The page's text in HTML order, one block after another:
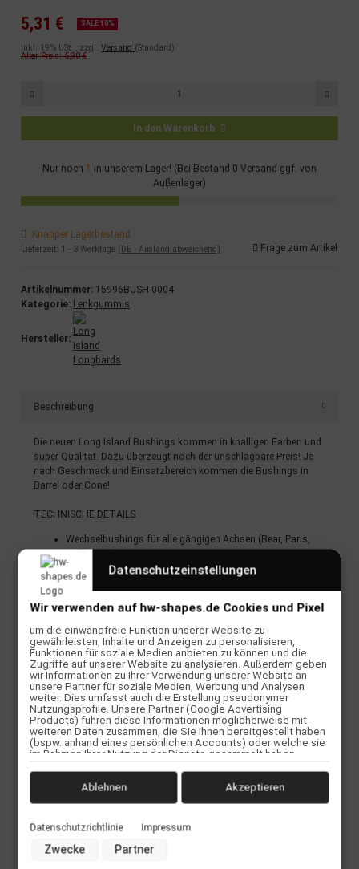
5,31 € SALE 10%
inkl. 19% USt. , zzgl. Versand (Standard)
Alter Preis: 5,90 €
In den Warenkorb
Nur noch 1 in unserem Lager! (Bei Bestand 0 Versand ggf. von
Außenlager)
Knapper Lagerbestand
Lieferzeit: 1 - 3 Werktage (DE - Ausland abweichend) Frage zum Artikel
Artikelnummer: 15996BUSH-0004
Kategorie: Lenkgummis
Hersteller:
Beschreibung
Die neuen Long Island Bushings kommen in knalligen Farben und
super Qualität. Dazu überzeugt noch der unschlagbare Preis! Je
nach Geschmack und Einsatzbereich kommen die Bushings in
Barrel oder Cone!
TECHNISCHE DETAILS
Wechselbushings für alle gängigen Achsen (Bear, Paris,
Verschiedene Härtegrade von 78A bis 95A
Super Qualität
Bewertungen
Herstellerinformationen
Kunden kauften dazu folgende Artikel:
Datenschutzeinstellungen
Wir verwenden auf hw-shapes.de Cookies und Pixel
um die einwandfreie Funktion unserer Website zu
gewährleisten, Inhalte und Anzeigen zu personalisieren,
Funktionen für soziale Medien anbieten zu können und die
Zugriffe auf unserer Website zu analysieren. Außerdem geben
wir Informationen zu Ihrer Verwendung unserer Website an
unsere Partner für soziale Medien, Werbung und Analysen
weiter. Dies umfasst auch die Erstellung pseudonymer
Nutzungsprofile. Unsere Partner (Google Advertising
Products) führen diese Informationen möglicherweise mit
weiteren Daten zusammen, die Sie ihnen bereitgestellt haben
(bspw. anhand eines persönlichen Accounts) oder welche sie
im Rahmen Ihrer Nutzung der Dienste gesammelt haben
Nutzung von Cookies und Pixeln können Sie jederzeit
widerrufen, indem Sie auf den Datenschutz-Button links unten
Zwecke der Datenverarbeitung durch unsere Partner:
Speichern von oder Zugriff auf Informationen auf einem
Datenschutzrichtlinie Impressum
Zwecke Partner
Ablehnen Akzeptieren